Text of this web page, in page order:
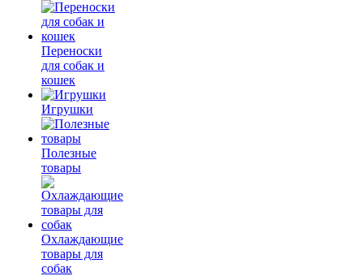
Переноски
для собак и
кошек
Игрушки
Полезные
товары
Охлаждающие
товары для
собак